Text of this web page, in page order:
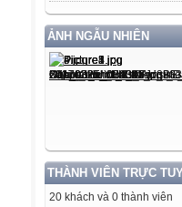
ẢNH NGẪU NHIÊN
THÀNH VIÊN TRỰC
20 khách và 0 thành viên